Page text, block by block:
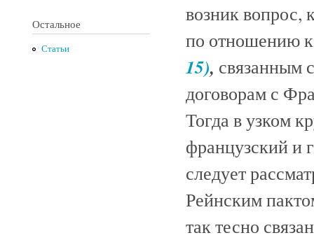
Остальное
Статьи
возник вопрос,
по отношению к
15), связанным
договорам с
Тогда в узком
французский и
следует
Рейнским
так тесно